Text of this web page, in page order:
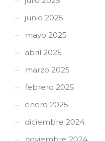
junio 2025
mayo 2025
abril 2025
marzo 2025
febrero 2025
enero 2025
diciembre 2024